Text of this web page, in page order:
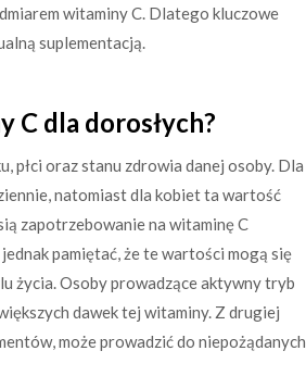
witaminy C. Dlatego kluczowe
suplementacją.
C dla dorosłych?
płci oraz stanu zdrowia danej osoby. Dla
natomiast dla kobiet ta wartość
zapotrzebowanie na witaminę C
pamiętać, że te wartości mogą się
życia. Osoby prowadzące aktywny tryb
dawek tej witaminy. Z drugiej
może prowadzić do niepożądanych